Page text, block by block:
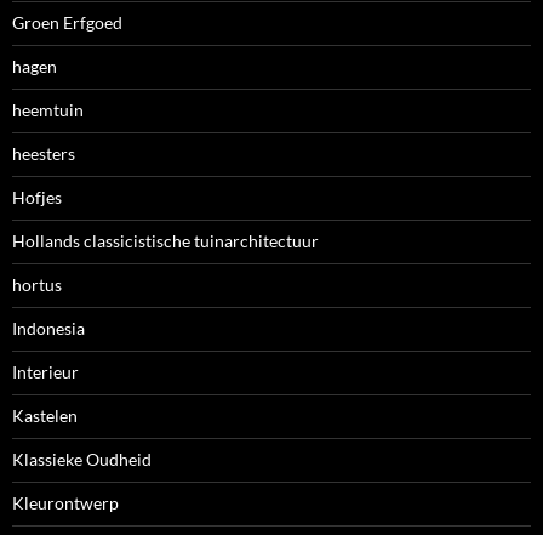
Groen Erfgoed
hagen
heemtuin
heesters
Hofjes
Hollands classicistische tuinarchitectuur
hortus
Indonesia
Interieur
Kastelen
Klassieke Oudheid
Kleurontwerp